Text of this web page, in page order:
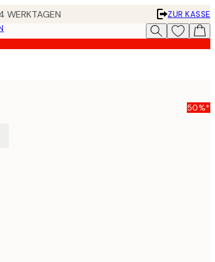
WERKTAGEN
ZUR KASSE
50%*